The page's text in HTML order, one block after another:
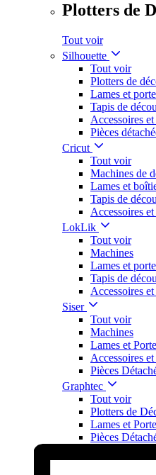
Plotters de
Tout voir
Silhouette
Tout voir
Plotters de
Lames et
Tapis de
Accessoires
Pièces
Cricut
Tout voir
Machines de
Lames et
Tapis de
Accessoires
LokLik
Tout voir
Machines
Lames et
Tapis de
Accessoires
Siser
Tout voir
Machines
Lames et
Accessoires
Pièces
Graphtec
Tout voir
Plotters de
Lames et
Pièces